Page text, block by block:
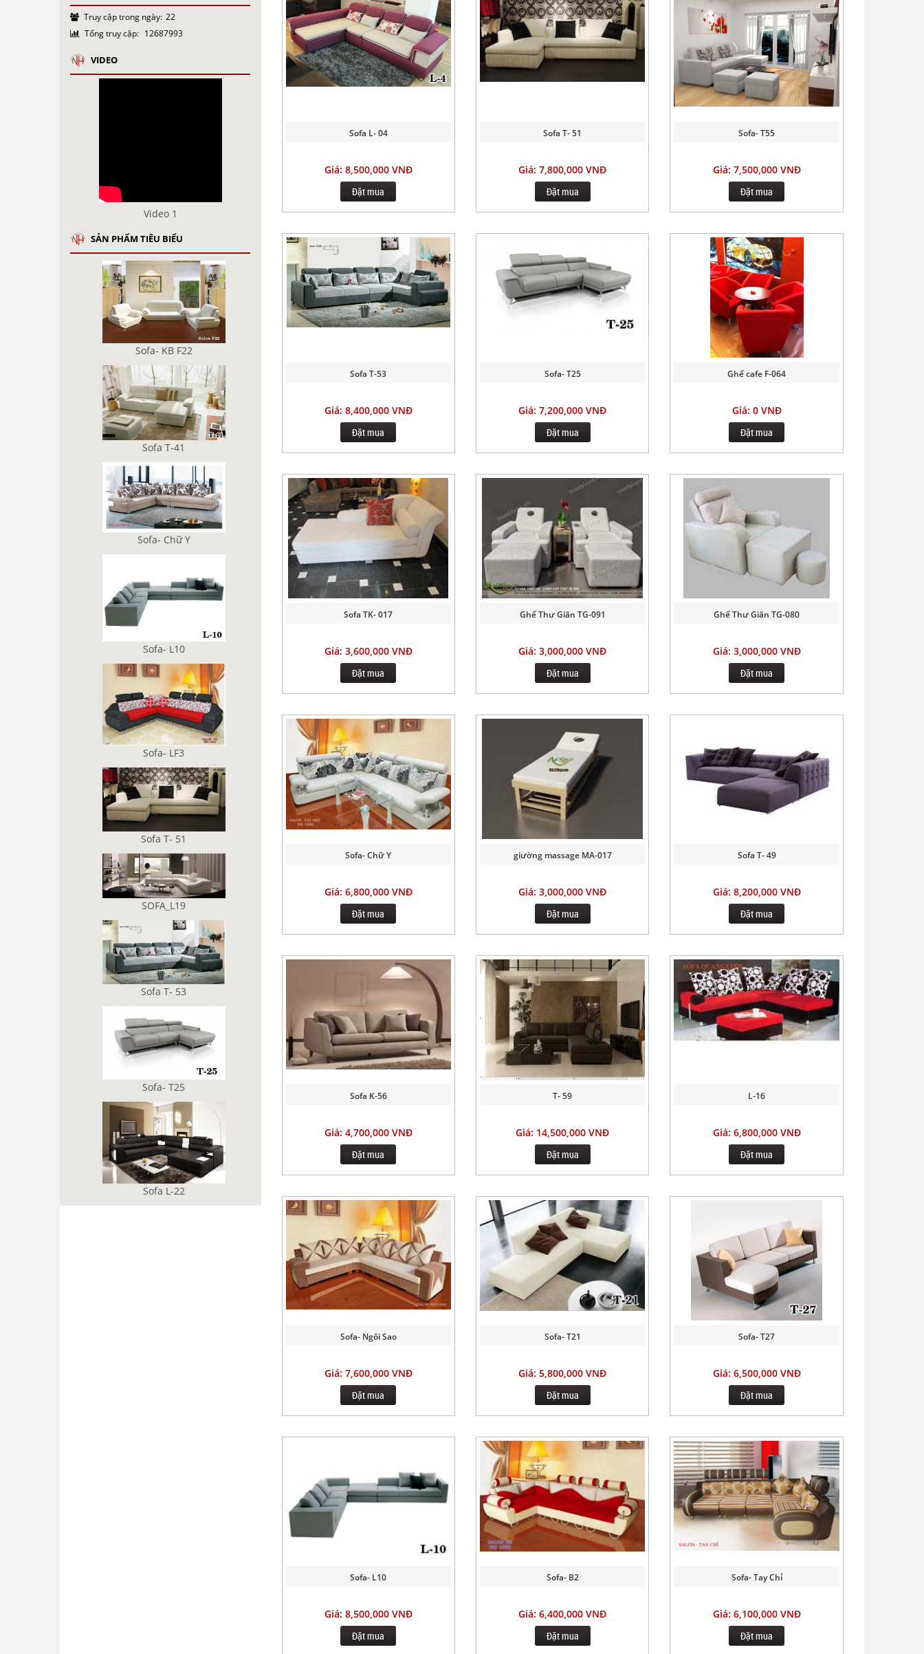
Truy cập trong ngày: 22
Tổng truy cập: 12687993
VIDEO
Video 1
SẢN PHẨM TIÊU BIỂU
Sofa- KB F22
Sofa T-41
Sofa- Chữ Y
Sofa- L10
Sofa- LF3
Sofa T- 51
SOFA_L19
Sofa T- 53
Sofa- T25
Sofa L-22
Sofa L- 04
Giá: 8,500,000 VNĐ
Đặt mua
Sofa T- 51
Giá: 7,800,000 VNĐ
Đặt mua
Sofa- T55
Giá: 7,500,000 VNĐ
Đặt mua
Sofa T-53
Giá: 8,400,000 VNĐ
Đặt mua
Sofa- T25
Giá: 7,200,000 VNĐ
Đặt mua
Ghế cafe F-064
Giá: 0 VNĐ
Đặt mua
Sofa TK- 017
Giá: 3,600,000 VNĐ
Đặt mua
Ghế Thư Giãn TG-091
Giá: 3,000,000 VNĐ
Đặt mua
Ghế Thư Giãn TG-080
Giá: 3,000,000 VNĐ
Đặt mua
Sofa- Chữ Y
Giá: 6,800,000 VNĐ
Đặt mua
giường massage MA-017
Giá: 3,000,000 VNĐ
Đặt mua
Sofa T- 49
Giá: 8,200,000 VNĐ
Đặt mua
Sofa K-56
Giá: 4,700,000 VNĐ
Đặt mua
T- 59
Giá: 14,500,000 VNĐ
Đặt mua
L-16
Giá: 6,800,000 VNĐ
Đặt mua
Sofa- Ngôi Sao
Giá: 7,600,000 VNĐ
Đặt mua
Sofa- T21
Giá: 5,800,000 VNĐ
Đặt mua
Sofa- T27
Giá: 6,500,000 VNĐ
Đặt mua
Sofa- L10
Giá: 8,500,000 VNĐ
Đặt mua
Sofa- B2
Giá: 6,400,000 VNĐ
Đặt mua
Sofa- Tay Chỉ
Giá: 6,100,000 VNĐ
Đặt mua